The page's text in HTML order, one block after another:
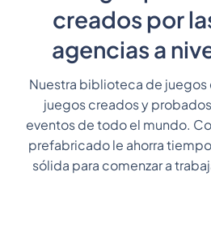
creados por
agencias a
Nuestra biblioteca de
juegos creados y
eventos de todo el mundo.
prefabricado le ahorra
sólida para comenzar a